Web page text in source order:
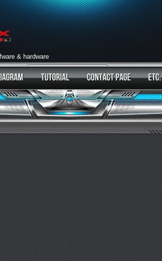
& hardware